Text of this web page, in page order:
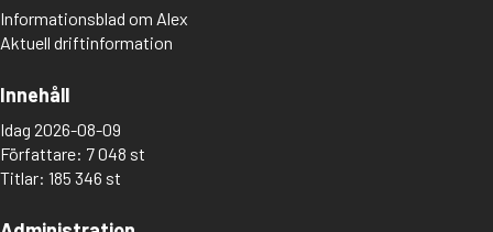
Informationsblad om Alex
Aktuell driftinformation
Innehåll
Idag 2026-08-09
Författare: 7 048 st
Titlar: 185 346 st